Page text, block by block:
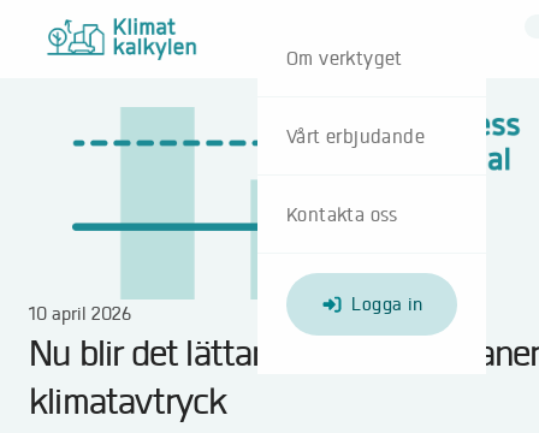
Om verktyget
Vårt erbjudande
Kontakta oss
Logga in
10 april 2026
Nu blir det lättare att jämföra
klimatavtryck